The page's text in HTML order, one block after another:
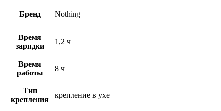
Бренд Nothing
Время
зарядки
1,2 ч
Время
работы
8 ч
Тип
крепления
крепление в ухе